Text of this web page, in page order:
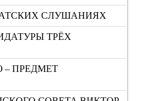
СЛУШАНИЯХ
ТРЁХ
ПРЕДМЕТ